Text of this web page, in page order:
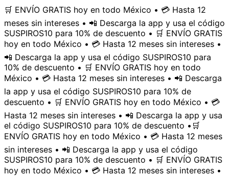
🛒 ENVÍO GRATIS hoy en todo México • 💳 Hasta 12
meses sin intereses • 📲 Descarga la app y usa el código
SUSPIROS10 para 10% de descuento • 🛒 ENVÍO GRATIS
hoy en todo México • 💳 Hasta 12 meses sin intereses •
📲 Descarga la app y usa el código SUSPIROS10 para
10% de descuento • 🛒 ENVÍO GRATIS hoy en todo
México • 💳 Hasta 12 meses sin intereses • 📲 Descarga
la app y usa el código SUSPIROS10 para 10% de
descuento • 🛒 ENVÍO GRATIS hoy en todo México • 💳
Hasta 12 meses sin intereses • 📲 Descarga la app y usa
el código SUSPIROS10 para 10% de descuento • 🛒
ENVÍO GRATIS hoy en todo México • 💳 Hasta 12 meses
sin intereses • 📲 Descarga la app y usa el código
SUSPIROS10 para 10% de descuento • 🛒 ENVÍO GRATIS
hoy en todo México • 💳 Hasta 12 meses sin intereses •